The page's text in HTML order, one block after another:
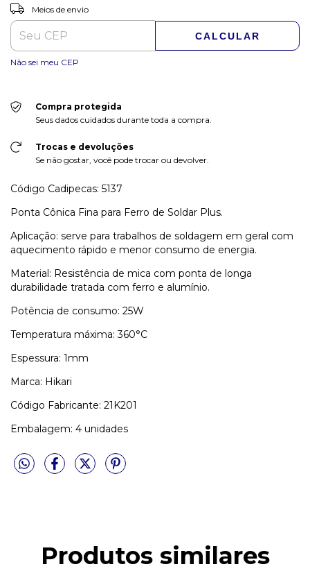
Entregas para o CEP:
Meios de envio
CALCULAR
Não sei meu CEP
Compra protegida
Seus dados cuidados durante toda a compra.
Trocas e devoluções
Se não gostar, você pode trocar ou devolver.
Código Cadipecas: 5137
Ponta Cônica Fina para Ferro de Soldar Plus.
Aplicação: serve para trabalhos de soldagem em geral com
aquecimento rápido e menor consumo de energia.
Material: Resistência de mica com ponta de longa
durabilidade tratada com ferro e alumínio.
Potência de consumo: 25W
Temperatura máxima: 360°C
Espessura: 1mm
Marca: Hikari
Código Fabricante: 21K201
Embalagem: 4 unidades
Produtos similares